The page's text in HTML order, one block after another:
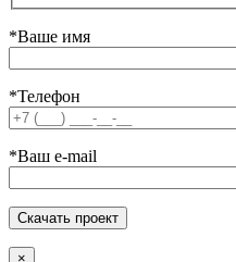
*Ваше имя
*Телефон
*Ваш e-mail
×